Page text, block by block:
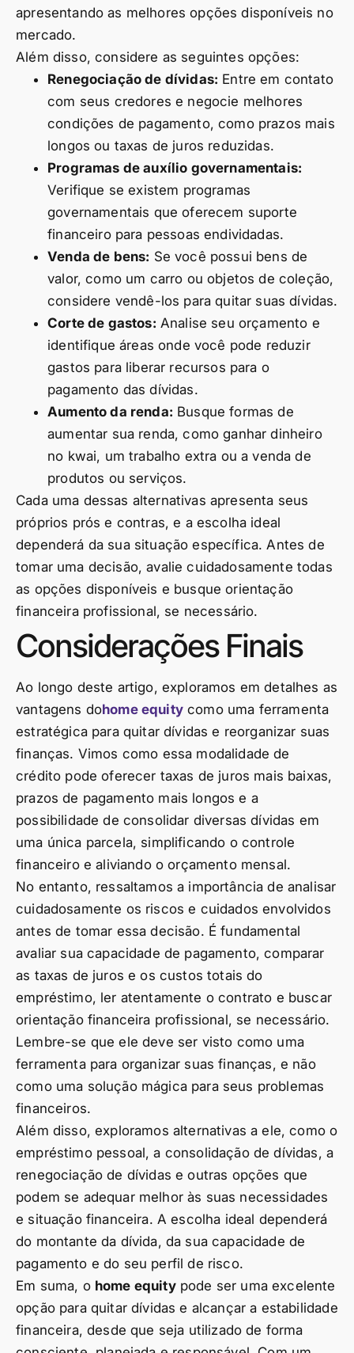
apresentando as melhores opções disponíveis no
mercado.
Além disso, considere as seguintes opções:
Renegociação de dívidas: Entre em contato
com seus credores e negocie melhores
condições de pagamento, como prazos mais
longos ou taxas de juros reduzidas.
Programas de auxílio governamentais:
Verifique se existem programas
governamentais que oferecem suporte
financeiro para pessoas endividadas.
Venda de bens: Se você possui bens de
valor, como um carro ou objetos de coleção,
considere vendê-los para quitar suas dívidas.
Corte de gastos: Analise seu orçamento e
identifique áreas onde você pode reduzir
gastos para liberar recursos para o
pagamento das dívidas.
Aumento da renda: Busque formas de
aumentar sua renda, como ganhar dinheiro
no kwai, um trabalho extra ou a venda de
produtos ou serviços.
Cada uma dessas alternativas apresenta seus
próprios prós e contras, e a escolha ideal
dependerá da sua situação específica. Antes de
tomar uma decisão, avalie cuidadosamente todas
as opções disponíveis e busque orientação
financeira profissional, se necessário.
Considerações Finais
Ao longo deste artigo, exploramos em detalhes as
vantagens dohome equitycomo uma ferramenta
estratégica para quitar dívidas e reorganizar suas
finanças. Vimos como essa modalidade de
crédito pode oferecer taxas de juros mais baixas,
prazos de pagamento mais longos e a
possibilidade de consolidar diversas dívidas em
uma única parcela, simplificando o controle
financeiro e aliviando o orçamento mensal.
No entanto, ressaltamos a importância de analisar
cuidadosamente os riscos e cuidados envolvidos
antes de tomar essa decisão. É fundamental
avaliar sua capacidade de pagamento, comparar
as taxas de juros e os custos totais do
empréstimo, ler atentamente o contrato e buscar
orientação financeira profissional, se necessário.
Lembre-se que ele deve ser visto como uma
ferramenta para organizar suas finanças, e não
como uma solução mágica para seus problemas
financeiros.
Além disso, exploramos alternativas a ele, como o
empréstimo pessoal, a consolidação de dívidas, a
renegociação de dívidas e outras opções que
podem se adequar melhor às suas necessidades
e situação financeira. A escolha ideal dependerá
do montante da dívida, da sua capacidade de
pagamento e do seu perfil de risco.
Em suma, o home equitypode ser uma excelente
opção para quitar dívidas e alcançar a estabilidade
financeira, desde que seja utilizado de forma